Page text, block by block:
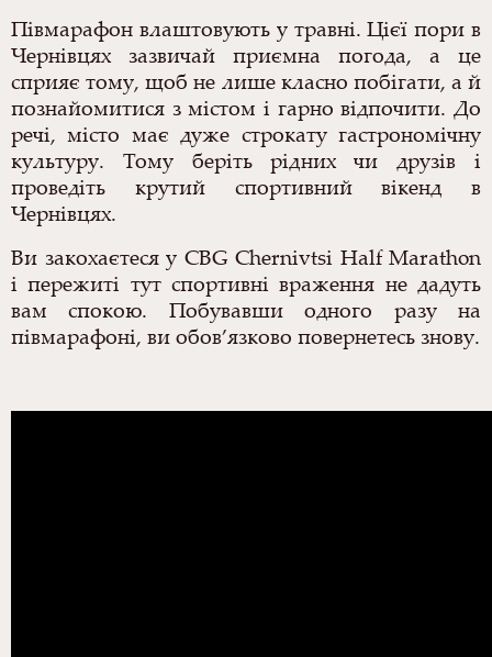
Півмарафон влаштовують у травні. Цієї пори в
Чернівцях зазвичай приємна погода, а це
сприяє тому, щоб не лише класно побігати, а й
познайомитися з містом і гарно відпочити. До
речі, місто має дуже строкату гастрономічну
культуру. Тому беріть рідних чи друзів і
проведіть крутий спортивний вікенд в
Чернівцях.
Ви закохаєтеся у CBG Chernivtsi Half Marathon
і пережиті тут спортивні враження не дадуть
вам спокою. Побувавши одного разу на
півмарафоні, ви обов’язково повернетесь знову.